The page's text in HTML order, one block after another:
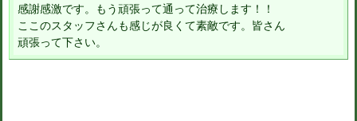
感謝感激です。もう頑張って通って治療します！！
ここのスタッフさんも感じが良くて素敵です。皆さん
頑張って下さい。